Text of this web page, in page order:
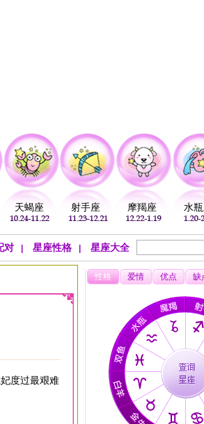
天蝎座 射手座 摩羯座 水
对 星座性格 星座大全
度过最艰难
性格 爱情 优点 缺